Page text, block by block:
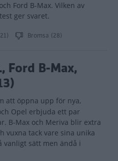
Ford B-Max. Vilken av
ger svaret.
Bromsa (28)
Ford B-Max,
att öppna upp för nya,
Opel erbjuda ett par
B-Max och Meriva blir extra
vuxna tack vare sina unika
vanligt sätt men ändå i